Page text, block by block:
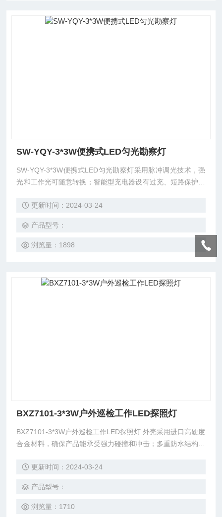
SW-YQY-3*3W便携式LED匀光勘察灯
SW-YQY-3*3W便携式LED匀光勘察灯采用脉冲调光技术，强
光和工作光可随意转换；智能型充电器设有过充、短路保护及
更新时间：2024-03-24
产品型号：
浏览量：1898
BXZ7101-3*3W户外巡检工作LED探照灯
BXZ7101-3*3W户外巡检工作LED探照灯 外壳采用进口高硬度
合金材料，确保产品能承受强力碰撞和冲击；多重防水结构，
结构精巧、轻盈美观；可手持、斜挎、吊挂等多种携带方式，
更新时间：2024-03-24
产品型号：
浏览量：1710